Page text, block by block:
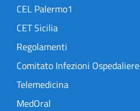
CEL Palermo1
CET Sicilia
Regolamenti
Comitato Infezioni Ospedaliere
Telemedicina
MedOral